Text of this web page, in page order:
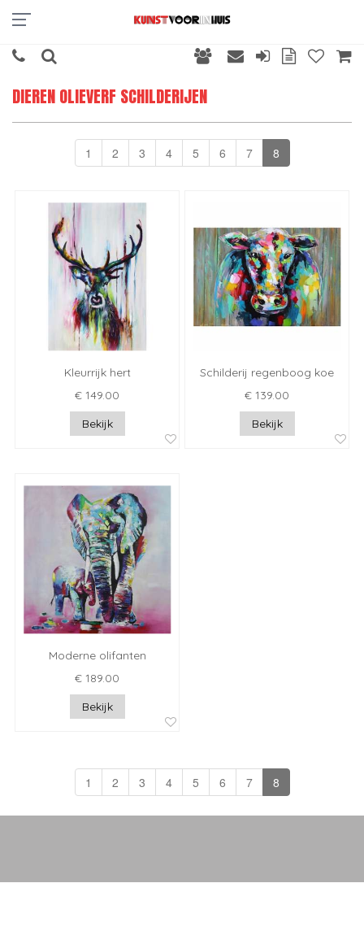
DIEREN OLIEVERF SCHILDERIJEN
1 2 3 4 5 6 7 8
Kleurrijk hert
€ 149.00
Bekijk
Schilderij regenboog koe
€ 139.00
Bekijk
Moderne olifanten
€ 189.00
Bekijk
1 2 3 4 5 6 7 8